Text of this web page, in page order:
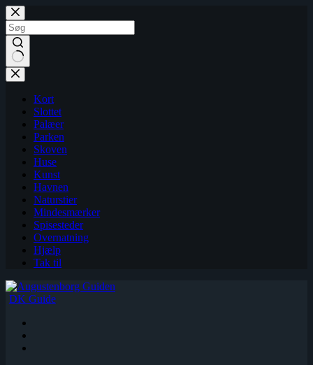
Fortsæt
til
indhold
Kort
Slottet
Palæer
Parken
Skoven
Huse
Kunst
Havnen
Naturstier
Mindesmærker
Spisesteder
Overnatning
Hjælp
Tak til
DK Guide